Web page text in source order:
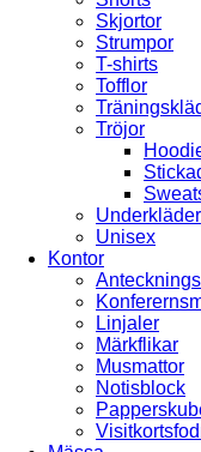
Skjortor
Strumpor
T-shirts
Tofflor
Tröjor
Underkläder
Unisex
Kontor
Linjaler
Märkflikar
Musmattor
Notisblock